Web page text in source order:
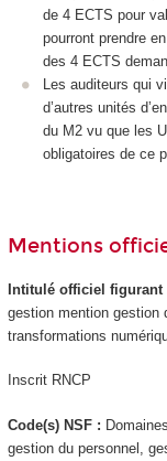
de 4 ECTS pour
pourront prendre
des 4 ECTS
Les auditeurs qui
d’autres unités
du M2 vu que les
obligatoires de ce
Mentions
Intitulé officiel
gestion mention gestion
transformations
Inscrit RNCP
Code(s) NSF :
gestion du personnel,